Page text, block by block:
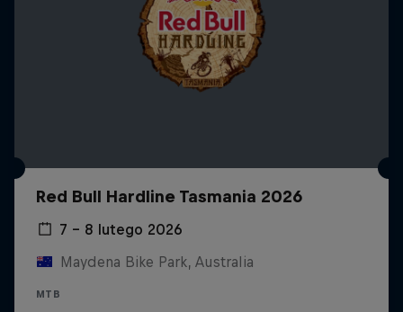
Red Bull Hardline Tasmania 2026
7 – 8 lutego 2026
Maydena Bike Park, Australia
MTB